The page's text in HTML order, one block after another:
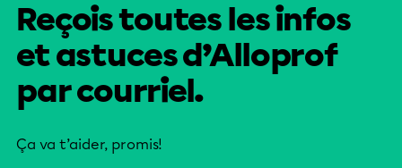
Reçois toutes les infos
et astuces d’Alloprof
par courriel.
Ça va t’aider, promis!